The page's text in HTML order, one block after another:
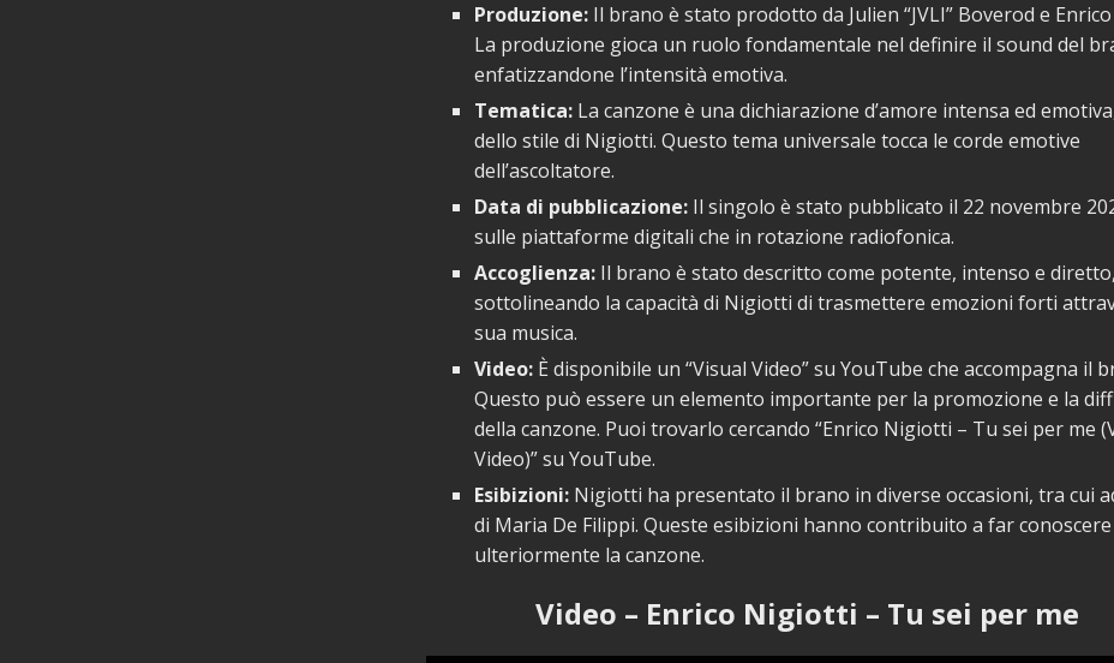
Produzione:Il brano è stato prodotto da Julien “JVLI” Boverod e
La produzione gioca un ruolo fondamentale nel definire il sound del
enfatizzandone l’intensità emotiva.
Tematica:La canzone è una dichiarazione d’amore intensa ed
dello stile di Nigiotti. Questo tema universale tocca le corde emotive
dell’ascoltatore.
Data di pubblicazione:Il singolo è stato pubblicato il 22 novembre
sulle piattaforme digitali che in rotazione radiofonica.
Accoglienza:Il brano è stato descritto come potente, intenso e diretto,
sottolineando la capacità di Nigiotti di trasmettere emozioni forti
sua musica.
Video:È disponibile un “Visual Video” su YouTube che accompagna il
Questo può essere un elemento importante per la promozione e la
della canzone. Puoi trovarlo cercando “Enrico Nigiotti – Tu sei per me
Video)” su YouTube.
Esibizioni:Nigiotti ha presentato il brano in diverse occasioni, tra cui
di Maria De Filippi. Queste esibizioni hanno contribuito a far conoscere
ulteriormente la canzone.
Video – Enrico Nigiotti – Tu sei per me